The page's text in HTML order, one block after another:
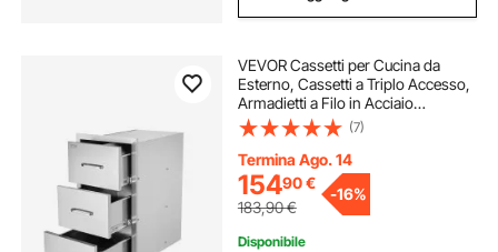
VEVOR Cassetti per Cucina da
Esterno, Cassetti a Triplo Accesso,
Armadietti a Filo in Acciaio
Inossidabile, Organizzatore per
Isola Barbecue con Maniglia, per
Cucine Esterno 470x570x570 mm
(7)
Termina Ago. 14
15490€
183,90€
-16%
Disponibile